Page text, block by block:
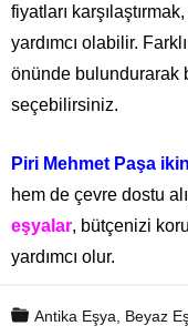
fiyatları
yardımcı olabilir.
önünde bulundurarak
seçebilirsiniz.
Piri Mehmet Paşa
hem de çevre dostu
eşyalar, bütçenizi
yardımcı olur.
Antika Eşya, Beyaz